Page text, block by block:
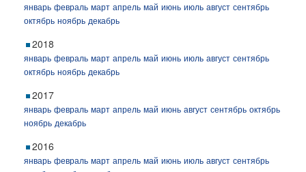
январь февраль март апрель май июнь июль август сентябрь
октябрь ноябрь декабрь
2018
январь февраль март апрель май июнь июль август сентябрь
октябрь ноябрь декабрь
2017
январь февраль март апрель май июнь август сентябрь октябрь
ноябрь декабрь
2016
январь февраль март апрель май июнь июль август сентябрь